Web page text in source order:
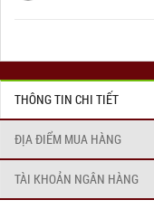
THÔNG TIN CHI TIẾT
ĐỊA ĐIỂM MUA HÀNG
TÀI KHOẢN NGÂN HÀNG